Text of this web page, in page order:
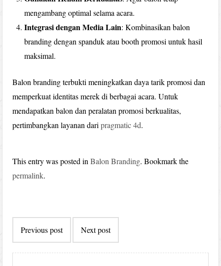
mengambang optimal selama acara.
Integrasi dengan Media Lain: Kombinasikan balon
branding dengan spanduk atau booth promosi untuk hasil
maksimal.
Balon branding terbukti meningkatkan daya tarik promosi dan
memperkuat identitas merek di berbagai acara. Untuk
mendapatkan balon dan peralatan promosi berkualitas,
pertimbangkan layanan daripragmatic 4d.
This entry was posted inBalon Branding. Bookmark the
permalink.
navigation
Previous post Next post